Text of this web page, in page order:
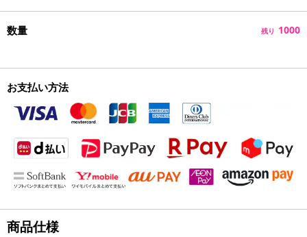
数量 残り 1000
お支払い方法
商品仕様